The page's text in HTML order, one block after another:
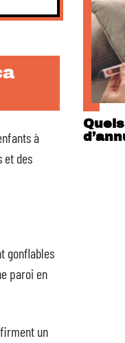
à
et des
gonflables
paroi en
un